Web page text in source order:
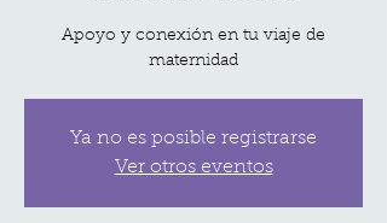
Apoyo y conexión en tu viaje de
maternidad
Ya no es posible registrarse
Ver otros eventos